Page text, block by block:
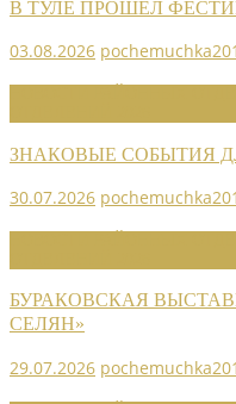
В ТУЛЕ ПРОШЕЛ
03.08.2026
ЗНАКОВЫЕ СОБЫТИЯ
30.07.2026
БУРАКОВСКАЯ
СЕЛЯН»
29.07.2026